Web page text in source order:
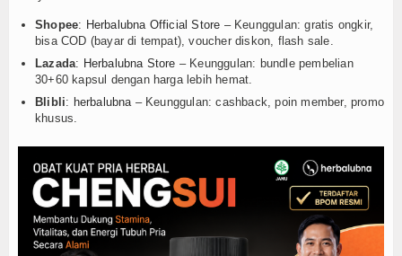
Shopee: Herbalubna Official Store – Keunggulan: gratis ongkir,
bisa COD (bayar di tempat), voucher diskon, flash sale.
Lazada: Herbalubna Store – Keunggulan: bundle pembelian
30+60 kapsul dengan harga lebih hemat.
Blibli: herbalubna– Keunggulan: cashback, poin member, promo
khusus.